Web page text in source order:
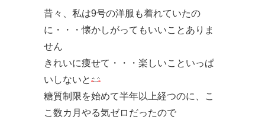
昔々、私は9号の洋服も着れていたの
に・・・懐かしがってもいいことありま
せん
きれいに痩せて・・・楽しいこといっぱ
いしないと
糖質制限を始めて半年以上経つのに、こ
こ数カ月やる気ゼロだったので